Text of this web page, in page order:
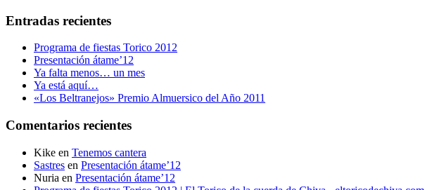
Entradas recientes
Programa de fiestas Torico 2012
Presentación átame’12
Ya falta menos… un mes
Ya está aquí…
«Los Beltranejos» Premio Almuersico del Año 2011
Comentarios recientes
Kike en Tenemos cantera
Sastres en Presentación átame’12
Nuria en Presentación átame’12